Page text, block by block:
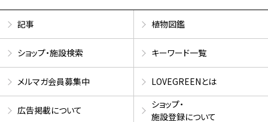
記事 植物図鑑
ショップ・施設検索 キーワード一覧
メルマガ会員募集中 LOVEGREENとは
広告掲載について
ショップ・
施設登録について